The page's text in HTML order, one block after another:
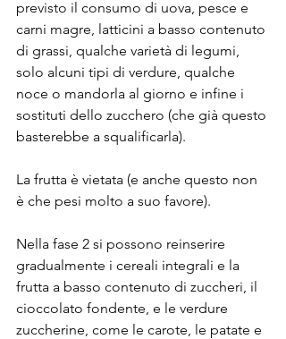
previsto il consumo di uova, pesce e
carni magre, latticini a basso contenuto
di grassi, qualche varietà di legumi,
solo alcuni tipi di verdure, qualche
noce o mandorla al giorno e infine i
sostituti dello zucchero (che già questo
basterebbe a squalificarla).
La frutta è vietata (e anche questo non
è che pesi molto a suo favore).
Nella fase 2 si possono reinserire
gradualmente i cereali integrali e la
frutta a basso contenuto di zuccheri, il
cioccolato fondente, e le verdure
zuccherine, come le carote, le patate e